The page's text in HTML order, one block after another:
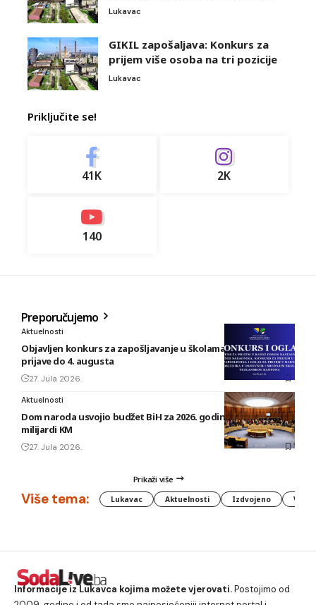
Lukavac
GIKIL zapošaljava: Konkurs za
prijem više osoba na tri pozicije
Lukavac
Priključite se!
41K 2K
140
Preporučujemo
Aktuelnosti
Objavljen konkurs za zapošljavanje u školama TK: Rok za
prijave do 4. augusta
27. Jula 2026.
Aktuelnosti
Dom naroda usvojio budžet BiH za 2026. godinu vrijedan 1,58
milijardi KM
27. Jula 2026.
Prikaži više
Više tema: Lukavac Aktuelnosti Izdvojeno
Informacije iz Lukavca kojima možete vjerovati.Postojimo od